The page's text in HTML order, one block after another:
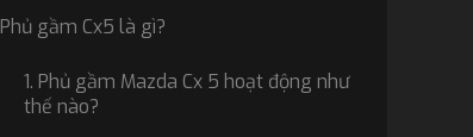
Phủ gầm Cx5 là gì?
1. Phủ gầm Mazda Cx 5 hoạt động như
thế nào?